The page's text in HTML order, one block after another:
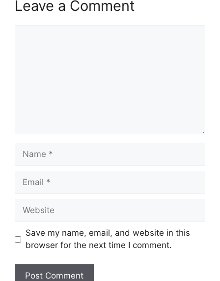
Leave a Comment
Save my name, email, and website in this
browser for the next time I comment.